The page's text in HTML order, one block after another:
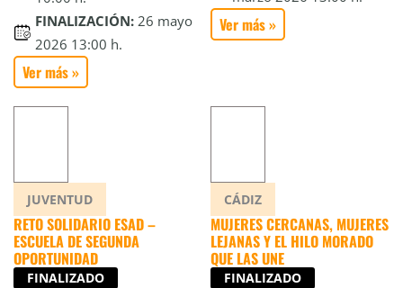
FINALIZACIÓN: 26 mayo
2026 13:00 h.
Ver más »
Ver más »
JUVENTUD
RETO SOLIDARIO ESAD –
ESCUELA DE SEGUNDA
OPORTUNIDAD
FINALIZADO
CÁDIZ
MUJERES CERCANAS, MUJERES
LEJANAS Y EL HILO MORADO
QUE LAS UNE
FINALIZADO